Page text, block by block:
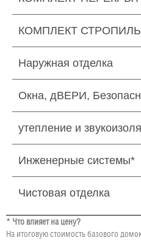
КОМПЛЕКТ
Наружная отделка
Окна, дВЕРИ,
утепление и
Инженерные системы*
Чистовая отделка
* Что влияет на цену?
На итоговую стоимость базового